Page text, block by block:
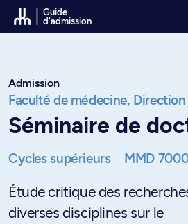
Passer au contenu
Guide
d'admission
Admission
Faculté de médecine,
Séminaire de
Cycles supérieurs MMD
Étude critique des
diverses disciplines sur le